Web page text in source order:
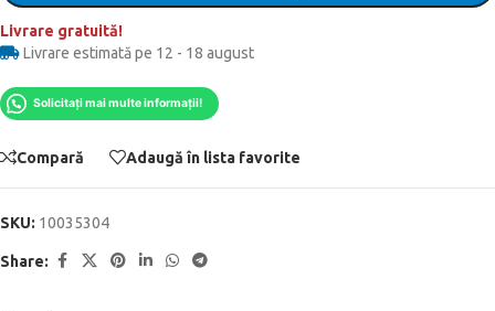
Livrare gratuită!
Livrare estimată pe 12 - 18 august
Solicitați mai multe informații!
Compară Adaugă în lista favorite
SKU: 10035304
Share: